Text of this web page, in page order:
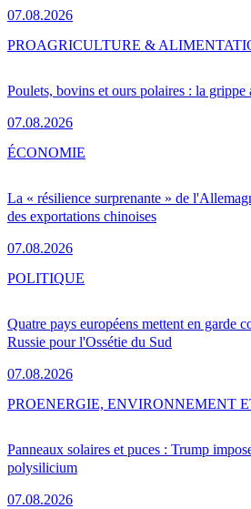
07.08.2026
Poulets, bovins et ours polaires : la grippe
07.08.2026
PROAGRICULTURE &
La « résilience surprenante » de
des exportations chinoises
07.08.2026
ÉCONOMIE
Quatre pays européens mettent en garde
Russie pour l'Ossétie du Sud
07.08.2026
POLITIQUE
Panneaux solaires et puces : Trump
polysilicium
07.08.2026
PROENERGIE, ENVIRONNEMENT